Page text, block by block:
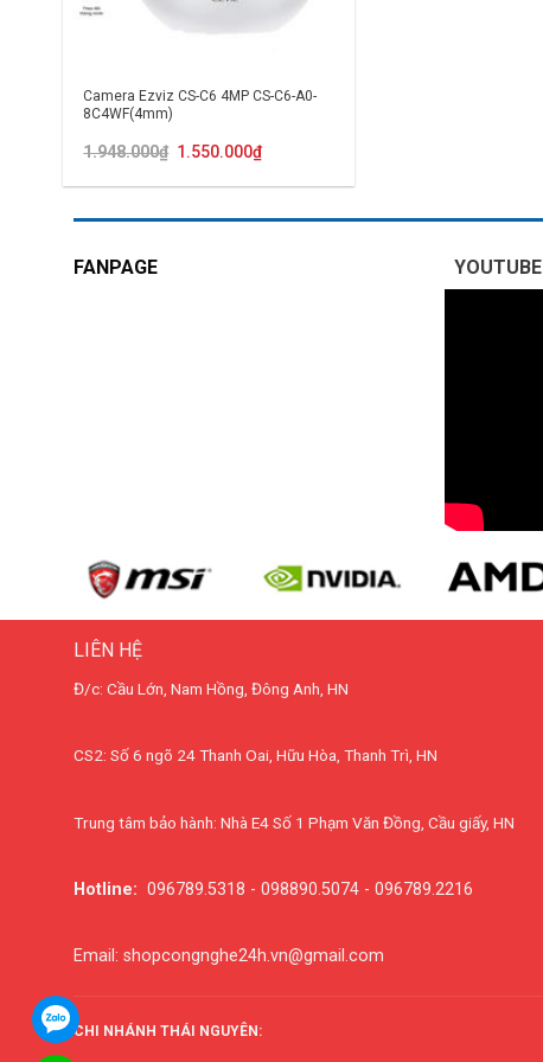
Camera Ezviz CS-C6 4MP CS-C6-A0-
8C4WF(4mm)
1.948.000₫ Giá
1.550.000₫Giá
hiện
FANPAGE YOUTUBE
LIÊN HỆ
Đ/c: Cầu Lớn, Nam Hồng, Đông Anh, HN
CS2: Số 6 ngõ 24 Thanh Oai, Hữu Hòa, Thanh Trì, HN
Trung tâm bảo hành: Nhà E4 Số 1 Phạm Văn Đồng, Cầu giấy, HN
Hotline: 096789.5318 - 098890.5074 - 096789.2216
Email: shopcongnghe24h.vn@gmail.com
CHI NHÁNH THÁI NGUYÊN: